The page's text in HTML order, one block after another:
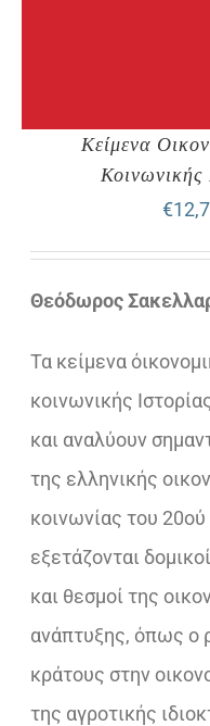
Κείμενα
Κοινωνικής
€
Θεόδωρος
Τα κείμενα
κοινωνικής
και αναλύουν
της ελληνικής
κοινωνίας του
εξετάζονται
και θεσμοί της
ανάπτυξης, όπως ο
κράτους στην
της αγροτικής